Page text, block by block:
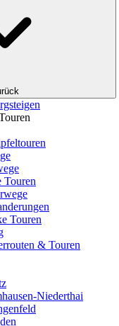
Touren
Touren
& Touren
Niederthai